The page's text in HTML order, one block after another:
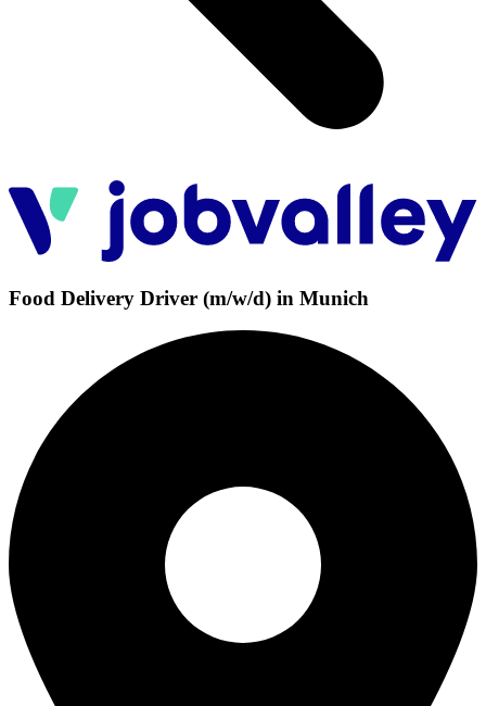
Food Delivery Driver (m/w/d) in Munich